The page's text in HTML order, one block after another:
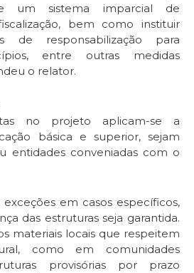
um sistema imparcial de
bem como instituir
de responsabilização para
entre outras medidas
o relator.
no projeto aplicam-se a
básica e superior, sejam
entidades conveniadas com o
em casos específicos,
das estruturas seja garantida.
materiais locais que respeitem
como em comunidades
provisórias por prazo